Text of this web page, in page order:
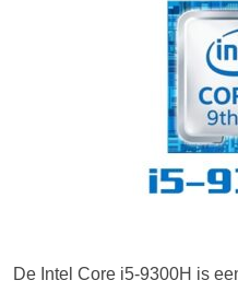
De Intel Core i5-9300H is